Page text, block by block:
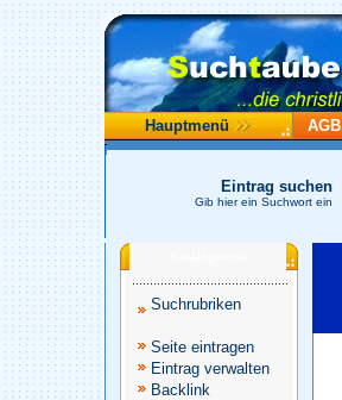
Hauptmenü AGB
Eintrag suchen
Gib hier ein Suchwort ein
Suchrubriken
Seite eintragen
Eintrag verwalten
Backlink